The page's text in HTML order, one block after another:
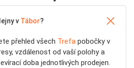
v Tábor?
přehled všech Trefa pobočky v
vzdálenost od vaší polohy a
doba jednotlivých prodejen.